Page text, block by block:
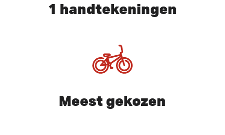
1 handtekeningen
Meest gekozen